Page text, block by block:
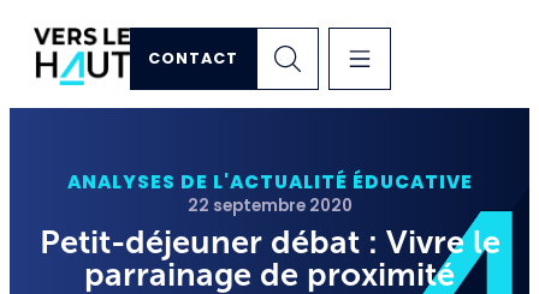
CONTACT
ANALYSES DE L'ACTUALITÉ ÉDUCATIVE
22 septembre 2020
Petit-déjeuner débat : Vivre le
parrainage de proximité